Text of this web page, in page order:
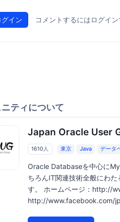
グイン コメントするにはログイン
ティについて
Japan Oracle User
1610人 東京 Java データ
Oracle Databaseを中心に
ちろんIT関連技術全般にわ
す。 ホームページ：http://
http://www.facebook.com/